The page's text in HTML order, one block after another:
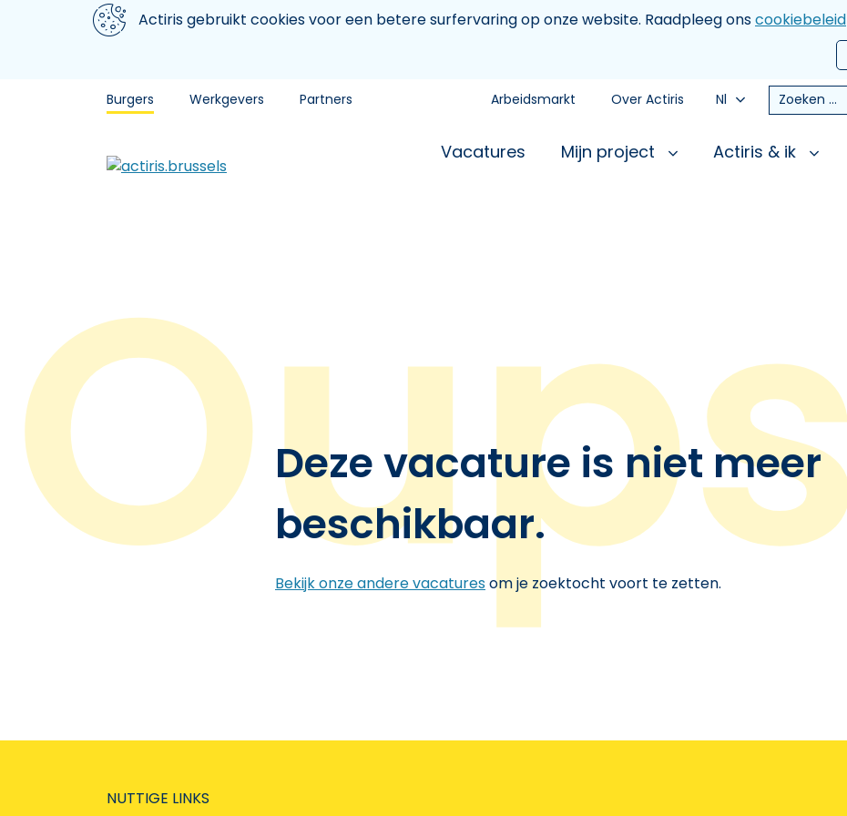
Aller au contenu principal
We gebruiken cookiesActiris gebruikt cookies voor een betere surfervaring op onze website. Raadpleeg onscookiebeleid
Burgers Werkgevers Partners Arbeidsmarkt Over Actiris Nl Zoeken
Vacatures Mijn project Actiris & ik
Deze vacature is niet meer
beschikbaar.
Bekijk onze andere vacaturesom je zoektocht voort te zetten.
NUTTIGE LINKS